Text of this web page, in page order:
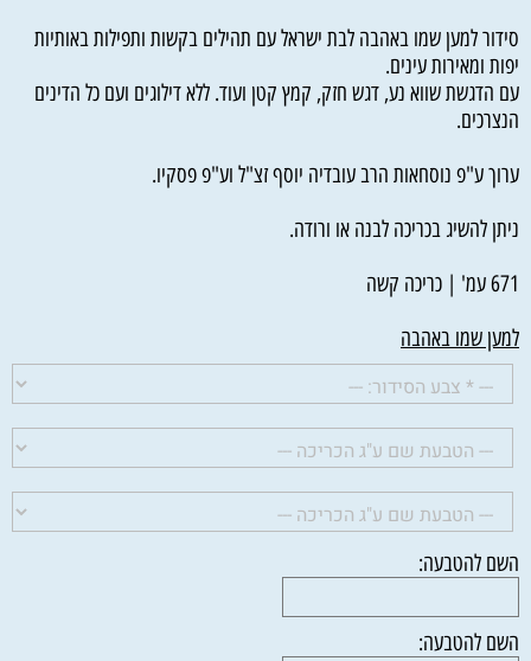
סידור למען שמו באהבה לבת ישראל עם תהילים בקשות ותפילות באותיות
יפות ומאירות עינים.
עם הדגשת שווא נע, דגש חזק, קמץ קטן ועוד. ללא דילוגים ועם כל הדינים
הנצרכים.
ערוך ע"פ נוסחאות הרב עובדיה יוסף זצ"ל וע"פ פסקיו.
ניתן להשיג בכריכה לבנה או ורודה.
671 עמ' | כריכה קשה
למען שמו באהבה
השם להטבעה:
השם להטבעה: